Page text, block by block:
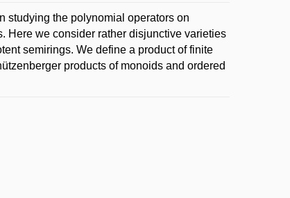
studying the polynomial operators on
Here we consider rather disjunctive varieties
semirings. We define a product of finite
products of monoids and ordered